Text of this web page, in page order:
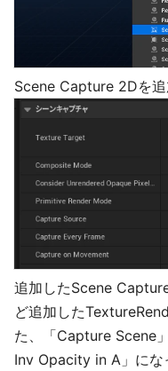
Scene Capture 2Dを追
追加したScene
ど追加した
た、「Capture Scene
Inv Opacity in A」にな